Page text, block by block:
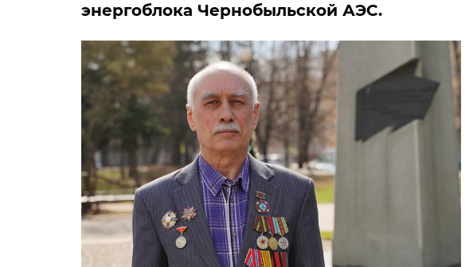
энергоблока Чернобыльской АЭС.